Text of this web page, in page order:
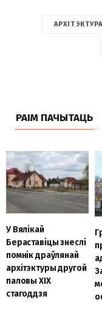
АРХІТЭКТУРА
РАІМ ПАЧЫТАЦЬ
У Вялікай
Бераставіцы знеслі
помнік драўлянай
архітэктуры другой
паловы ХІХ
стагоддзя